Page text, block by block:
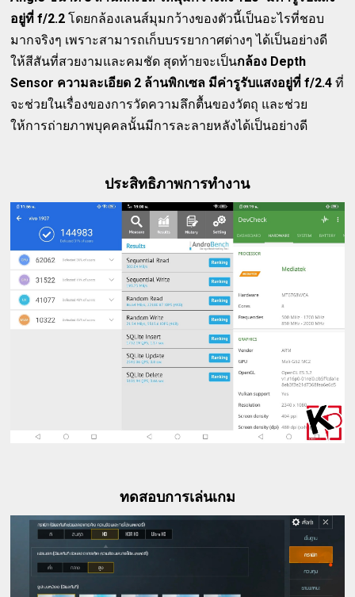
อยู่ที่ f/2.2โดยกล้องเลนส์มุมกว้างของตัวนี้เป็นอะไรที่ชอบ
มากจริงๆ เพราะสามารถเก็บบรรยากาศต่างๆ ได้เป็นอย่างดี
ให้สีสันที่สวยงามและคมชัด สุดท้ายจะเป็นกล้อง Depth
Sensor ความละเอียด 2 ล้านพิกเซล มีค่ารูรับแสงอยู่ที่ f/2.4ที่
จะช่วยในเรื่องของการวัดความลึกตื้นของวัตถุ และช่วย
ให้การถ่ายภาพบุคคลนั้นมีการละลายหลังได้เป็นอย่างดี
ประสิทธิภาพการทำงาน
ทดสอบการเล่นเกม